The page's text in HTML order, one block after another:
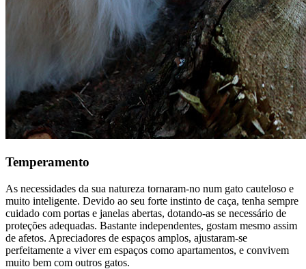
Temperamento
As necessidades da sua natureza tornaram-no num gato cauteloso e
muito inteligente. Devido ao seu forte instinto de caça, tenha sempre
cuidado com portas e janelas abertas, dotando-as se necessário de
proteções adequadas. Bastante independentes, gostam mesmo assim
de afetos. Apreciadores de espaços amplos, ajustaram-se
perfeitamente a viver em espaços como apartamentos, e convivem
muito bem com outros gatos.